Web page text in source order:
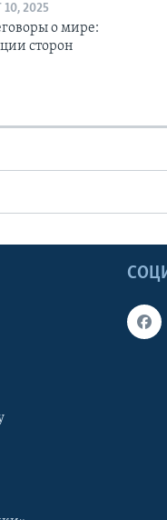
2025
о мире:
сторон